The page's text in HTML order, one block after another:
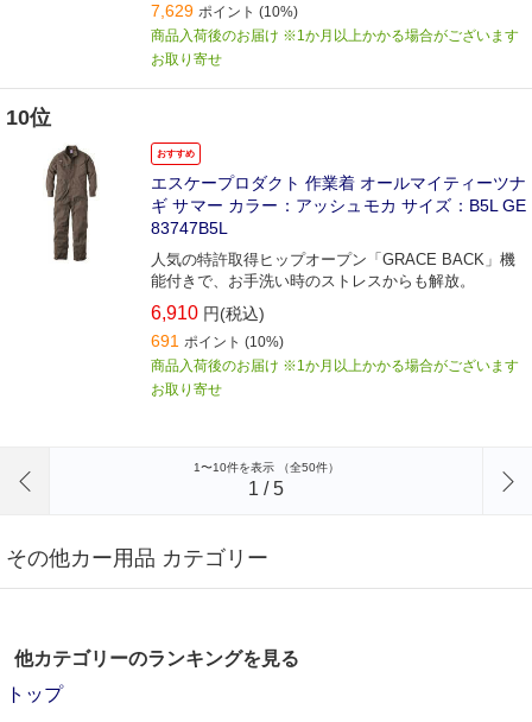
7,629 ポイント (10%)
商品入荷後のお届け ※1か月以上かかる場合がございます
お取り寄せ
10位
おすすめ
エスケープロダクト 作業着 オールマイティーツナ
ギ サマー カラー：アッシュモカ サイズ：B5L GE
83747B5L
人気の特許取得ヒップオープン「GRACE BACK」機
能付きで、お手洗い時のストレスからも解放。
6,910 円(税込)
691 ポイント (10%)
商品入荷後のお届け ※1か月以上かかる場合がございます
お取り寄せ
1〜10件を表示 （全50件）
1 /5
その他カー用品 カテゴリー
他カテゴリーのランキングを見る
トップ